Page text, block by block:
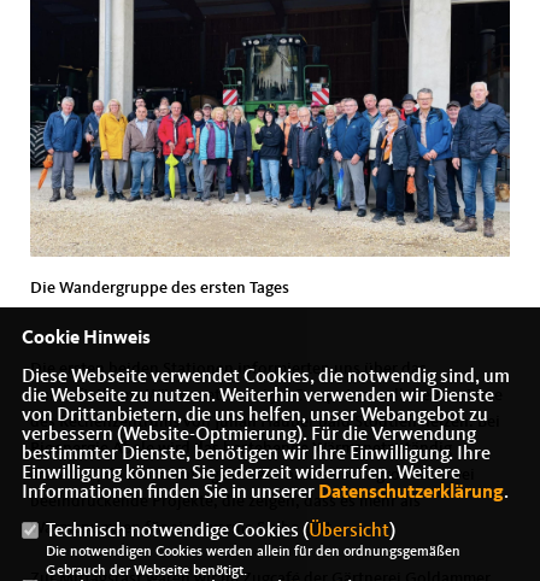
Die Wandergruppe des ersten Tages
Die ersten beiden Stationen informierten uns über das
Zukunftsthema Wärmenetze. Bei JH-Computers soll die Abwärme
des Rechenzentrums von Julian Hauber bald Stödtlen heizen. Bei
Bioenergie Abele wird das bestehende Wärmenetz ständig
erweitert, da die Nachfrage in Tannhausen sehr groß ist. Zwei
beeindruckende Projekte, die zeigen, dass es mehr als
Wärmepumpen für eine warme Stube gibt.
Cookie Hinweis
Diese Webseite verwendet Cookies, die notwendig sind, um
die Webseite zu nutzen. Weiterhin verwenden wir Dienste
von Drittanbietern, die uns helfen, unser Webangebot zu
verbessern (Website-Optmierung). Für die Verwendung
bestimmter Dienste, benötigen wir Ihre Einwilligung. Ihre
Einwilligung können Sie jederzeit widerrufen. Weitere
Informationen finden Sie in unserer Datenschutzerklärung.
Technisch notwendige Cookies (Übersicht)
Die notwendigen Cookies werden allein für den ordnungsgemäßen
Gebrauch der Webseite benötigt.